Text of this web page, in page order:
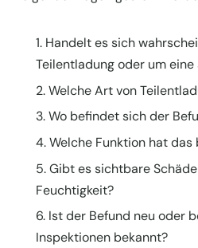
Handelt es sich
Teilentladung oder um
Welche Art von
Wo befindet sich der
Welche Funktion hat
Gibt es sichtbare
Feuchtigkeit?
Ist der Befund neu oder
Inspektionen bekannt?